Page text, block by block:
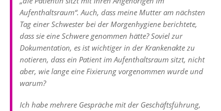
Aufenthaltsraum“. Auch, dass meine Mutter am nächsten
Tag einer Schwester bei der Morgenhygiene berichtete,
dass sie eine Schwere genommen hätte? Soviel zur
Dokumentation, es ist wichtiger in der Krankenakte zu
notieren, dass ein Patient im Aufenthaltsraum sitzt, nicht
aber, wie lange eine Fixierung vorgenommen wurde und
warum?
Ich habe mehrere Gespräche mit der Geschäftsführung,